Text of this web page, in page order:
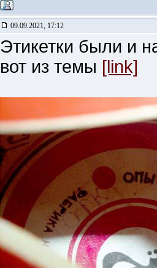
09.09.2021, 17:12
Этикетки были и
вот из темы [link]